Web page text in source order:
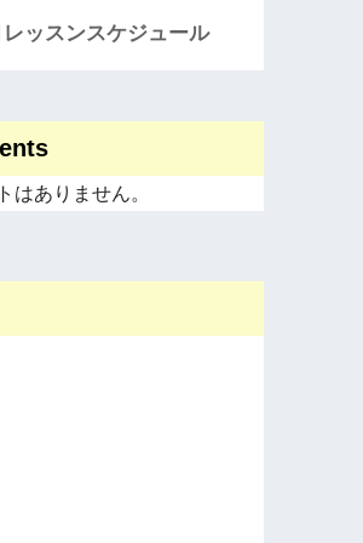
レッスンスケジュール
はありません。